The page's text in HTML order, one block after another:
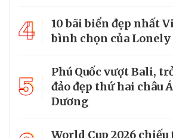
4
10 bãi biển đẹp nhất
bình chọn của Lonely
5
Phú Quốc vượt Bali,
đảo đẹp thứ hai châu
Dương
World Cup 2026